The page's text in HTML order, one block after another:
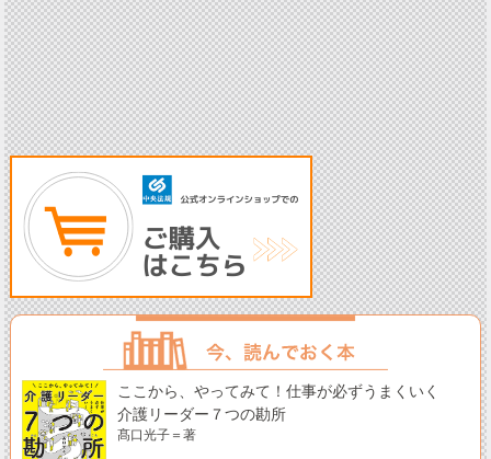
ここから、やってみて！仕事が必ずうまくいく
介護リーダー７つの勘所
髙口光子＝著